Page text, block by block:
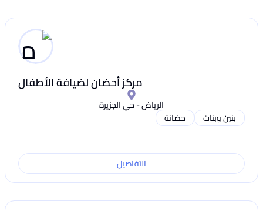
مركز أحضان لضيافة الأطفال
الرياض - حي الجزيرة
بنين وبنات
حضانة
التفاصيل